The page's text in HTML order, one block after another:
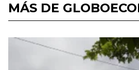
MÁS DE